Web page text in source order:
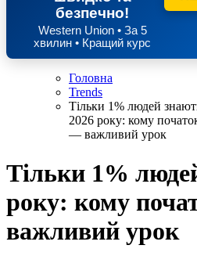
безпечно!
Western Union • За 5
хвилин • Кращий курс
Головна
Trends
Тільки 1% людей
2026 року: кому
— важливий урок
Тільки 1%
року: кому
важливий урок